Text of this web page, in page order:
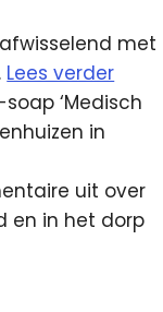
met
Lees verder
‘Medisch
in
uit over
en in het dorp